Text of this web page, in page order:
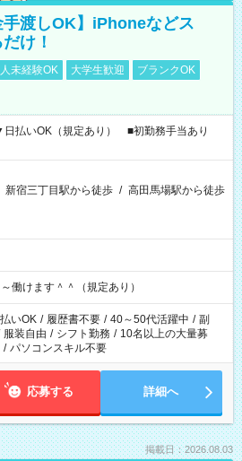
手渡しOK】iPhoneなどス
け！
未経験OK 大学生歓迎
ブランクOK
払いOK（規定あり） ■初勤務手当あり
新宿三丁目駅から徒歩 / 高田馬場駅から徒歩
働けます＾＾（規定あり）
いOK / 履歴書不要 / 40～50代活躍中 / 副
服装自由 / シフト勤務 / 10名以上の大量募
/ パソコンスキル不要
応募する 詳細へ
掲載日：2026.08.03